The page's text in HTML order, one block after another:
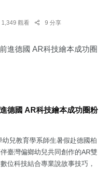
1,349 觀看 9 分享
德國 AR科技繪本成功圈粉
幼兒教育學系師生暑假赴德國柏
臺灣偏鄉幼兒共同創作的AR雙
位科技結合專業說故事技巧，